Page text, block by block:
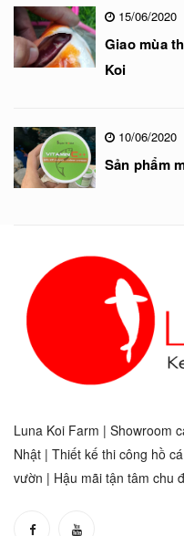
15/06/2020
Giao mùa
Koi
10/06/2020
Sản phẩm
Luna Koi Farm | Showroom
Nhật | Thiết kế thi công hồ
vườn | Hậu mãi tận tâm chu